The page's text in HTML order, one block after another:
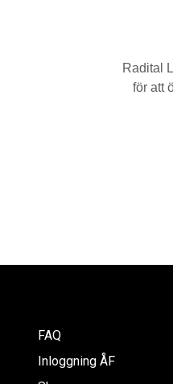
Radital
för att
FAQ
Inloggning ÅF